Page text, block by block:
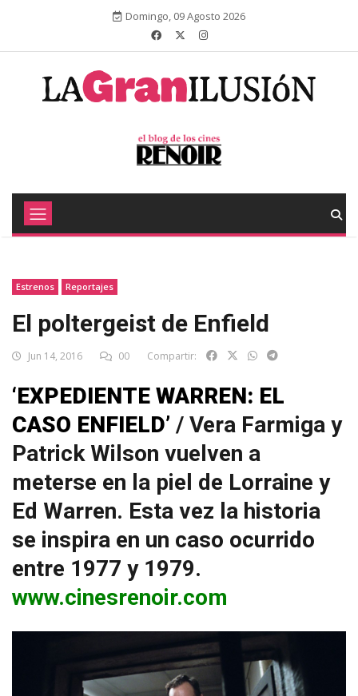
Domingo, 09 Agosto 2026
Estrenos Reportajes
El poltergeist de Enfield
Jun 14, 2016 00 Compartir:
‘EXPEDIENTE WARREN: EL
CASO ENFIELD’ / Vera Farmiga y
Patrick Wilson vuelven a
meterse en la piel de Lorraine y
Ed Warren. Esta vez la historia
se inspira en un caso ocurrido
entre 1977 y 1979.
www.cinesrenoir.com